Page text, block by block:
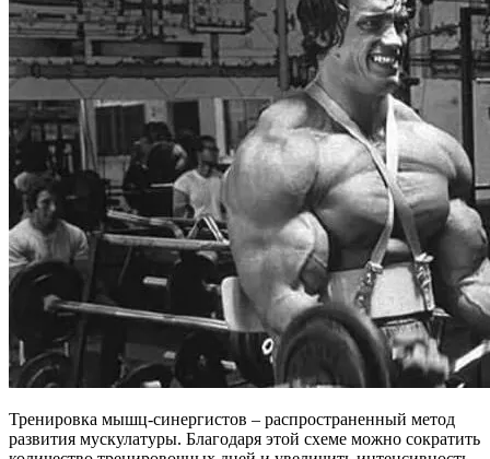
Тренировка мышц-синергистов – распространенный метод
развития мускулатуры. Благодаря этой схеме можно сократить